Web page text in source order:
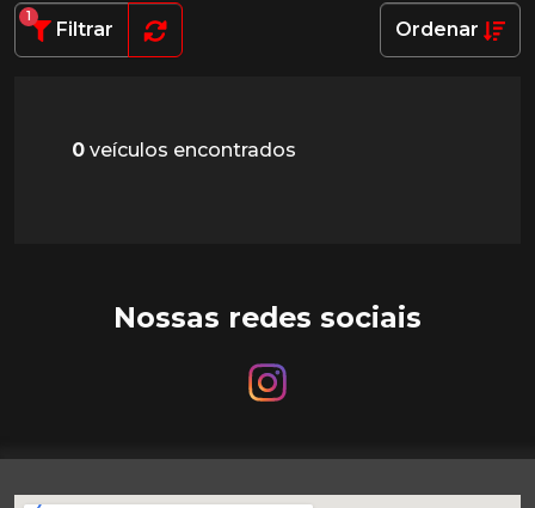
Filtrar
1
Ordenar
0 veículos encontrados
Nossas redes sociais